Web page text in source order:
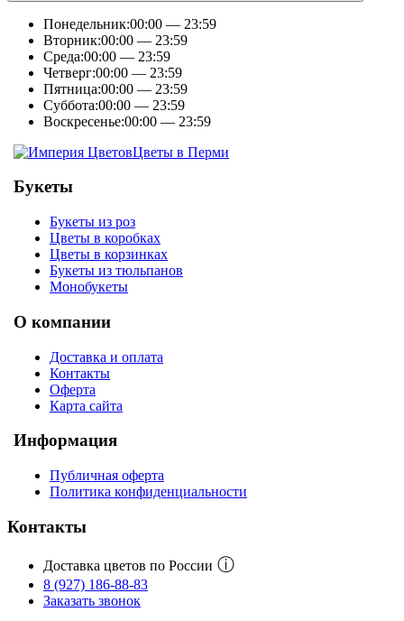
Понедельник:00:00 — 23:59
Вторник:00:00 — 23:59
Среда:00:00 — 23:59
Четверг:00:00 — 23:59
Пятница:00:00 — 23:59
Суббота:00:00 — 23:59
Воскресенье:00:00 — 23:59
Цветы в Перми
Букеты
Букеты из роз
Цветы в коробках
Цветы в корзинках
Букеты из тюльпанов
Монобукеты
О компании
Доставка и оплата
Контакты
Оферта
Карта сайта
Информация
Публичная оферта
Политика конфиденциальности
Контакты
Доставка цветов по России ⓘ
8 (927) 186-88-83
Заказать звонок